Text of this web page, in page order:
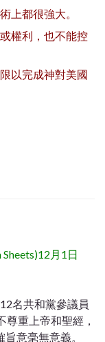
上都很強大。
權利，也不能控
以完成神對美國
月1日
名共和黨參議員
重上帝和聖經，
意毫無意義。